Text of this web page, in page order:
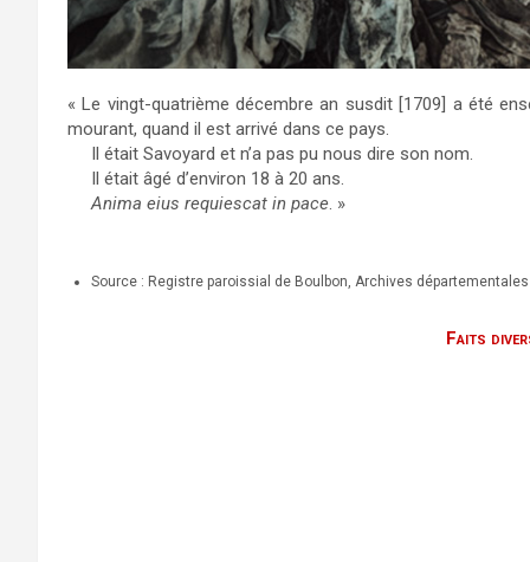
« Le vingt-quatrième décembre an susdit [1709] a été
mourant, quand il est arrivé dans ce pays.
Il était Savoyard et n’a pas pu nous dire son nom.
Il était âgé d’environ 18 à 20 ans.
Anima eius requiescat in pace. »
Source : Registre paroissial de Boulbon, Archives
Faits